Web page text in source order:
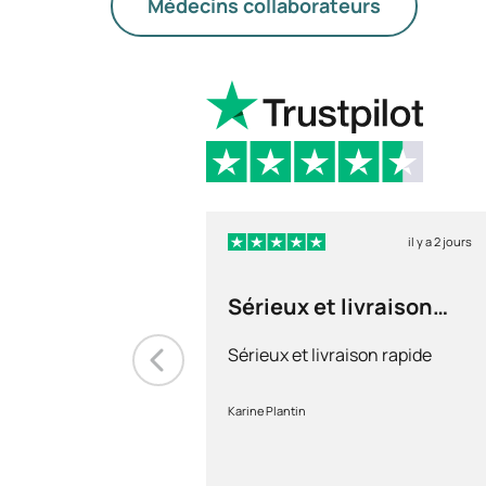
Médecins collaborateurs
il y a 2 jours
Sérieux et livraison
Sérieux et livraison rapide
Karine Plantin